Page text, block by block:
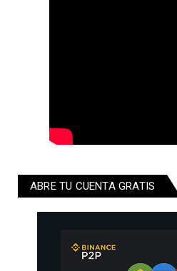
ABRE TU CUENTA GRATIS